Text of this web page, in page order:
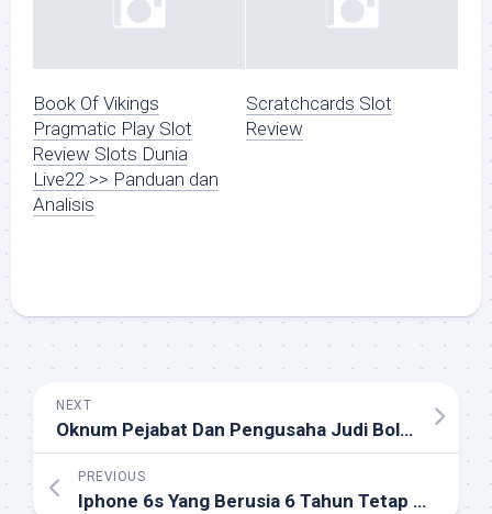
Book Of Vikings
Pragmatic Play Slot
Review Slots Dunia
Live22 >> Panduan dan
Analisis
Scratchcards Slot
Review
NEXT
Oknum Pejabat Dan Pengusaha Judi Bola Halaman All Kompas Com
PREVIOUS
Iphone 6s Yang Berusia 6 Tahun Tetap Dapat Ios 15, Namun